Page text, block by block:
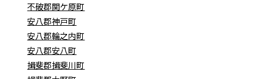
不破郡関ケ原町
安八郡神戸町
安八郡輪之内町
安八郡安八町
揖斐郡揖斐川町